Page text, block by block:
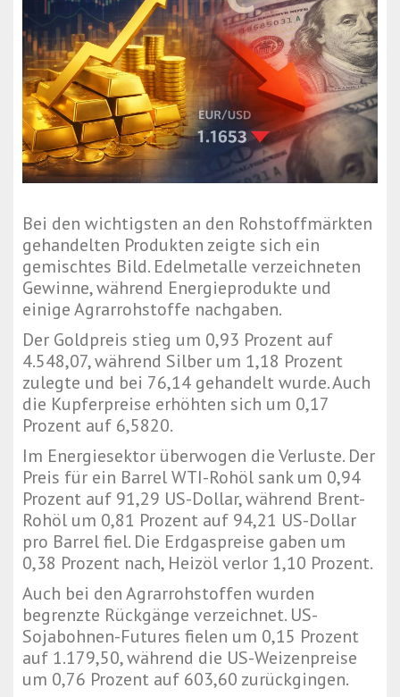
Bei den wichtigsten an den Rohstoffmärkten
gehandelten Produkten zeigte sich ein
gemischtes Bild. Edelmetalle verzeichneten
Gewinne, während Energieprodukte und
einige Agrarrohstoffe nachgaben.
Der Goldpreis stieg um 0,93 Prozent auf
4.548,07, während Silber um 1,18 Prozent
zulegte und bei 76,14 gehandelt wurde. Auch
die Kupferpreise erhöhten sich um 0,17
Prozent auf 6,5820.
Im Energiesektor überwogen die Verluste. Der
Preis für ein Barrel WTI-Rohöl sank um 0,94
Prozent auf 91,29 US-Dollar, während Brent-
Rohöl um 0,81 Prozent auf 94,21 US-Dollar
pro Barrel fiel. Die Erdgaspreise gaben um
0,38 Prozent nach, Heizöl verlor 1,10 Prozent.
Auch bei den Agrarrohstoffen wurden
begrenzte Rückgänge verzeichnet. US-
Sojabohnen-Futures fielen um 0,15 Prozent
auf 1.179,50, während die US-Weizenpreise
um 0,76 Prozent auf 603,60 zurückgingen.